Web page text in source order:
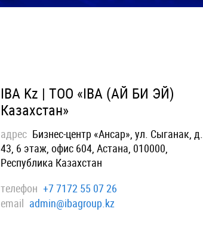
IBA Kz | ТОО «IBA (АЙ БИ ЭЙ)
Казахстан»
адрес Бизнес-центр «Ансар», ул. Сыганак, д.
43, 6 этаж, офис 604, Астана, 010000,
Республика Казахстан
телефон +7 7172 55 07 26
email admin@ibagroup.kz